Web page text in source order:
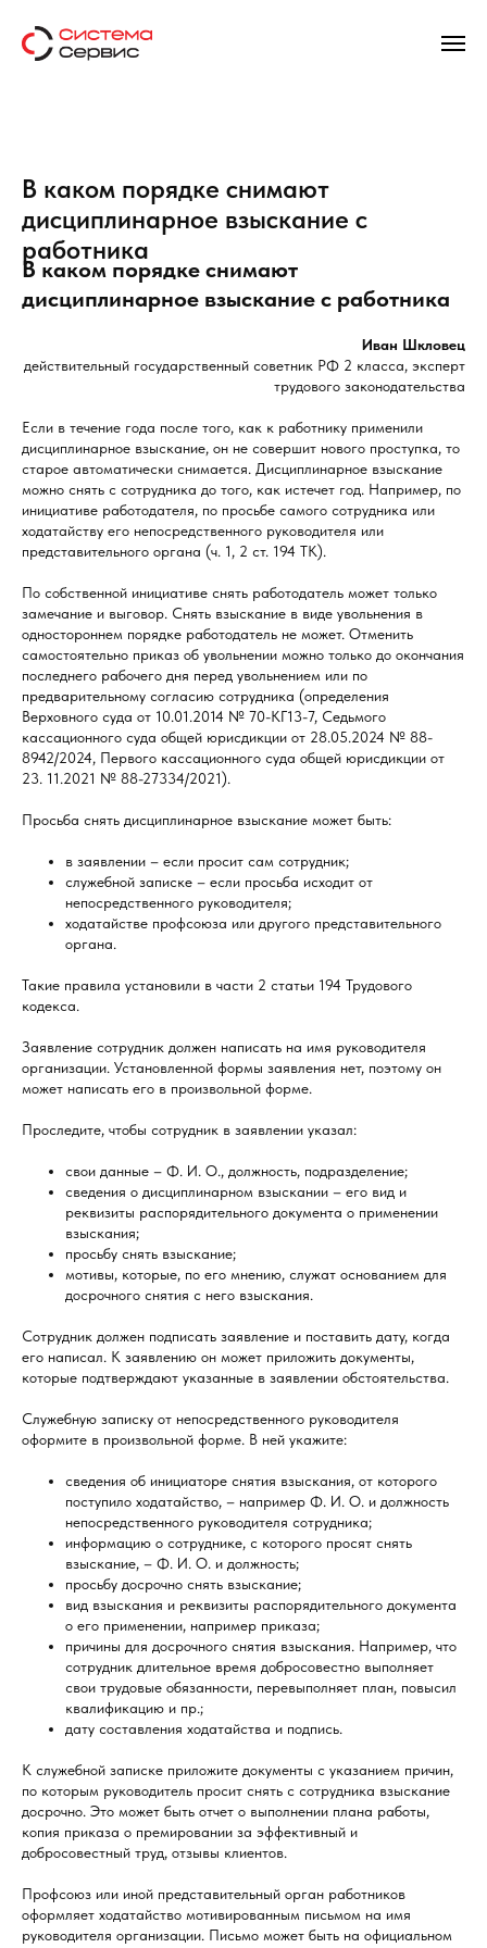
В каком порядке снимают
дисциплинарное взыскание с
работника
В каком порядке снимают
дисциплинарное взыскание с работника
Иван Шкловец
действительный государственный советник РФ 2 класса, эксперт
трудового законодательства
Если в течение года после того, как к работнику применили
дисциплинарное взыскание, он не совершит нового проступка, то
старое автоматически снимается. Дисциплинарное взыскание
можно снять с сотрудника до того, как истечет год. Например, по
инициативе работодателя, по просьбе самого сотрудника или
ходатайству его непосредственного руководителя или
представительного органа (ч. 1, 2 ст. 194 ТК).
По собственной инициативе снять работодатель может только
замечание и выговор. Снять взыскание в виде увольнения в
одностороннем порядке работодатель не может. Отменить
самостоятельно приказ об увольнении можно только до окончания
последнего рабочего дня перед увольнением или по
предварительному согласию сотрудника (определения
Верховного суда от 10.01.2014 № 70-КГ13-7, Седьмого
кассационного суда общей юрисдикции от 28.05.2024 № 88-
8942/2024, Первого кассационного суда общей юрисдикции от
23. 11.2021 № 88-27334/2021).
Просьба снять дисциплинарное взыскание может быть:
в заявлении – если просит сам сотрудник;
служебной записке – если просьба исходит от
непосредственного руководителя;
ходатайстве профсоюза или другого представительного
органа.
Такие правила установили в части 2 статьи 194 Трудового
кодекса.
Заявление сотрудник должен написать на имя руководителя
организации. Установленной формы заявления нет, поэтому он
может написать его в произвольной форме.
Проследите, чтобы сотрудник в заявлении указал:
свои данные – Ф. И. О., должность, подразделение;
сведения о дисциплинарном взыскании – его вид и
реквизиты распорядительного документа о применении
взыскания;
просьбу снять взыскание;
мотивы, которые, по его мнению, служат основанием для
досрочного снятия с него взыскания.
Сотрудник должен подписать заявление и поставить дату, когда
его написал. К заявлению он может приложить документы,
которые подтверждают указанные в заявлении обстоятельства.
Служебную записку от непосредственного руководителя
оформите в произвольной форме. В ней укажите:
сведения об инициаторе снятия взыскания, от которого
поступило ходатайство, – например Ф. И. О. и должность
непосредственного руководителя сотрудника;
информацию о сотруднике, с которого просят снять
взыскание, – Ф. И. О. и должность;
просьбу досрочно снять взыскание;
вид взыскания и реквизиты распорядительного документа
о его применении, например приказа;
причины для досрочного снятия взыскания. Например, что
сотрудник длительное время добросовестно выполняет
свои трудовые обязанности, перевыполняет план, повысил
квалификацию и пр.;
дату составления ходатайства и подпись.
К служебной записке приложите документы с указанием причин,
по которым руководитель просит снять с сотрудника взыскание
досрочно. Это может быть отчет о выполнении плана работы,
копия приказа о премировании за эффективный и
добросовестный труд, отзывы клиентов.
Профсоюз или иной представительный орган работников
оформляет ходатайство мотивированным письмом на имя
руководителя организации. Письмо может быть на официальном